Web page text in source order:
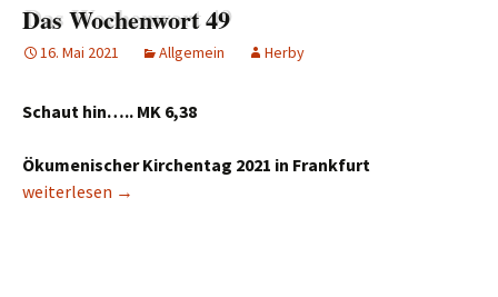
Das Wochenwort 49
16. Mai 2021 Allgemein Herby
Schaut hin….. MK 6,38
Ökumenischer Kirchentag 2021 in Frankfurt
Das Wochenwort 49
weiterlesen →